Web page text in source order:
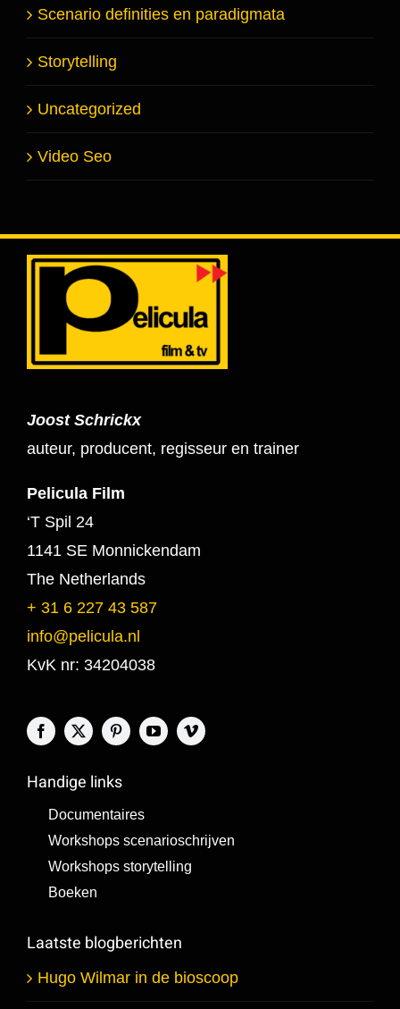
Scenario definities en paradigmata
Storytelling
Uncategorized
Video Seo
Joost Schrickx
auteur, producent, regisseur en trainer
Pelicula Film
‘T Spil 24
1141 SE Monnickendam
The Netherlands
+ 31 6 227 43 587
info@pelicula.nl
KvK nr: 34204038
Handige links
Documentaires
Workshops scenarioschrijven
Workshops storytelling
Boeken
Laatste blogberichten
Hugo Wilmar in de bioscoop